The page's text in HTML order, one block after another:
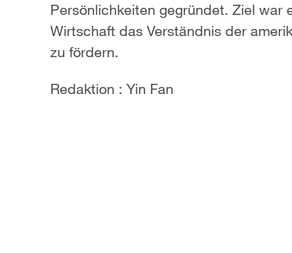
Persönlichkeiten gegründet. Ziel war
Wirtschaft das Verständnis der
zu fördern.
Redaktion : Yin Fan